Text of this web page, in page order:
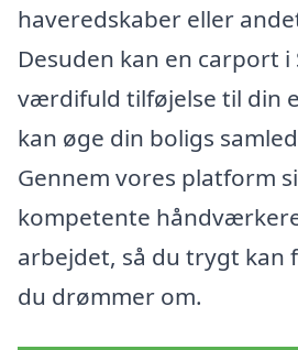
haveredskaber eller
Desuden kan en carport
værdifuld tilføjelse til din
kan øge din boligs
Gennem vores platform
kompetente
arbejdet, så du trygt kan
du drømmer om.